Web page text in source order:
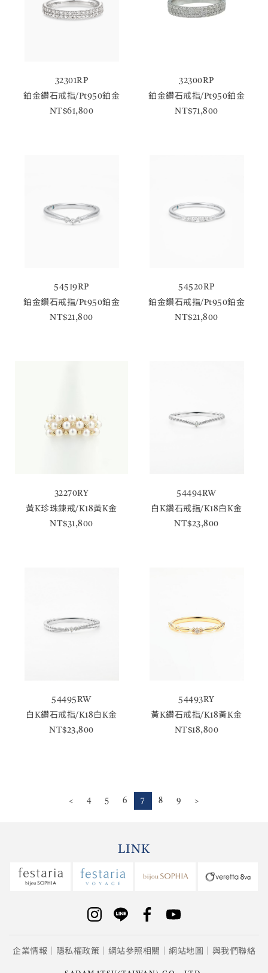
32301RP
鉑金鑽石戒指/Pt950鉑金
NT$61,800
32300RP
鉑金鑽石戒指/Pt950鉑金
NT$71,800
54519RP
鉑金鑽石戒指/Pt950鉑金
NT$21,800
54520RP
鉑金鑽石戒指/Pt950鉑金
NT$21,800
32270RY
黃K珍珠鍊戒/K18黃K金
NT$31,800
54494RW
白K鑽石戒指/K18白K金
NT$23,800
54495RW
白K鑽石戒指/K18白K金
NT$23,800
54493RY
黃K鑽石戒指/K18黃K金
NT$18,800
< 4 5 6 7 8 9 >
LINK
企業情報 隱私權政策 網站參照相關 網站地圖 與我們聯絡